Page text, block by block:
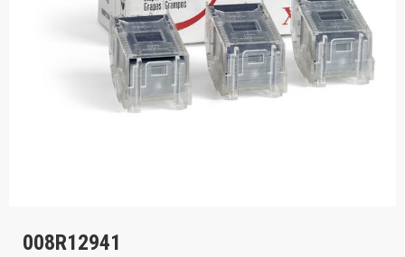
008R12941